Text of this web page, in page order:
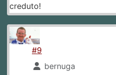
creduto!
#9
bernuga